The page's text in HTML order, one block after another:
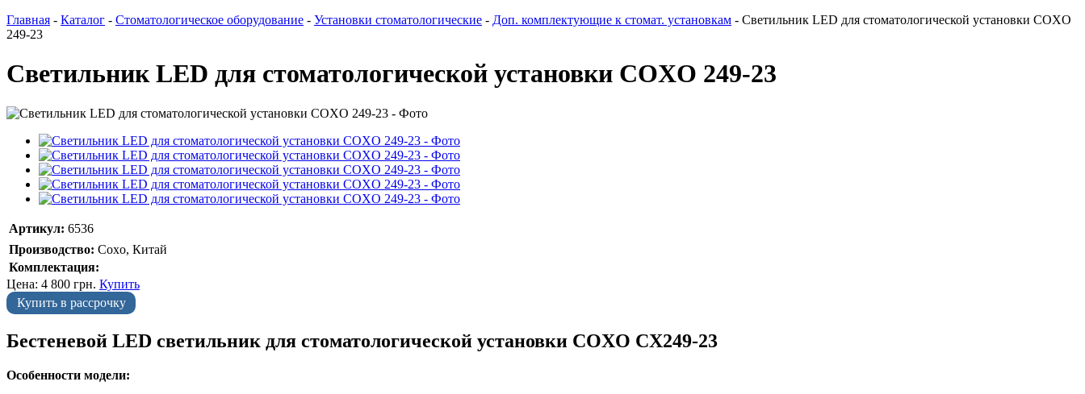
Главная - Каталог - Стоматологическое оборудование - Установки стоматологические - Доп. комплектующие к стомат. установкам - Светильник LED для стоматологической установки COXO
249-23
Светильник LED для стоматологической установки COXO 249-23
Артикул: 6536
Производство: Coxo, Китай
Комплектация:
Цена: 4 800 грн. Купить
Купить в рассрочку
Бестеневой LED светильник для стоматологической установки COXO CX249-23
Особенности модели: